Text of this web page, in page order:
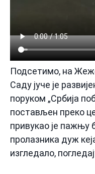
Подсетимо, на
Саду јуче је
поруком „Србија
постављен преко
привукао је пажњу
пролазника дуж
изгледало,